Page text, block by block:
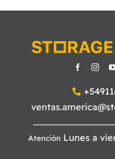
Atención Lunes a